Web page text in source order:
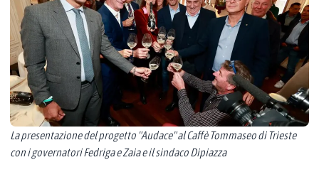
La presentazione del progetto "Audace" al Caffè Tommaseo di Trieste
con i governatori Fedriga e Zaia e il sindaco Dipiazza